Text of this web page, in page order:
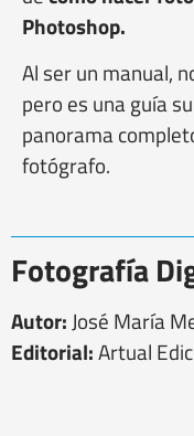
Photoshop.
Al ser un manual,
pero es una guía
panorama
fotógrafo.
Fotografía
Autor: José María
Editorial:Artual